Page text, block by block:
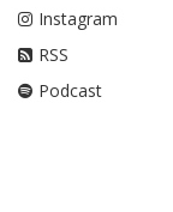
Instagram
RSS
Podcast